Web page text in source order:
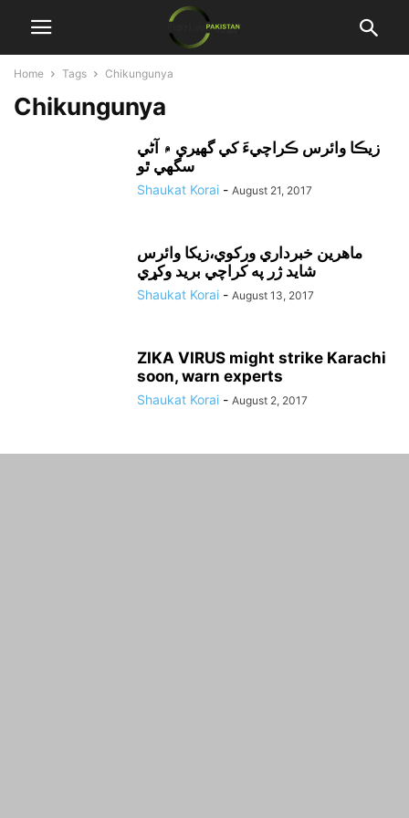
Home Tags Chikungunya
Chikungunya
زيڪا وائرس ڪراچيءَ کي گهيري ۾ آڻي
سگهي ٿو
Shaukat Korai - August 21, 2017
ماهرين خبرداري ورکوي،زيکا وائرس
شايد ژر په کراچي بريد وکړي
Shaukat Korai - August 13, 2017
ZIKA VIRUS might strike Karachi
soon, warn experts
Shaukat Korai - August 2, 2017